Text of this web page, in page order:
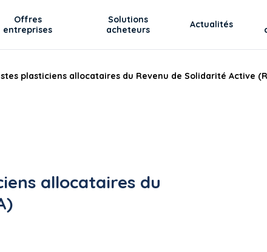
Offres
entreprises
Solutions
acheteurs
Actualités
plasticiens allocataires du Revenu de Solidarité Active
allocataires du